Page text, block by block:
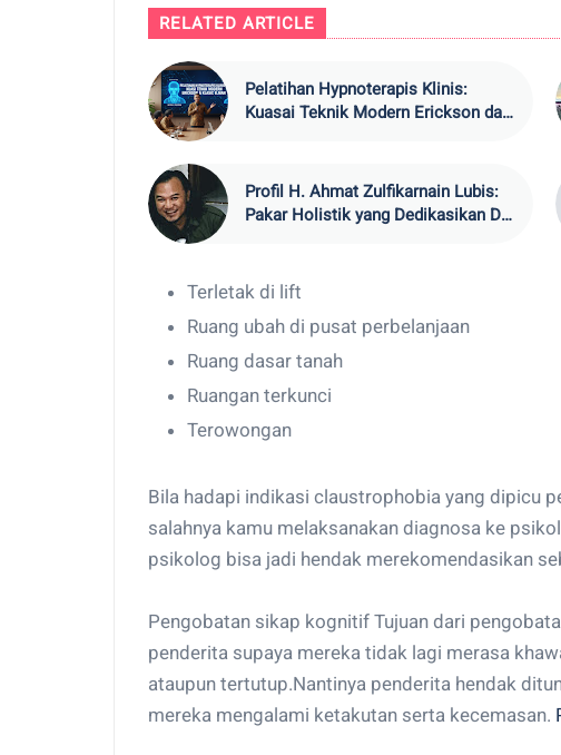
RELATED ARTICLE
Pelatihan Hypnoterapis Klinis:
Kuasai Teknik Modern Erickson dan
Profil H. Ahmat Zulfikarnain Lubis:
Pakar Holistik yang Dedikasikan Diri
Terletak di lift
Ruang ubah di pusat perbelanjaan
Ruang dasar tanah
Ruangan terkunci
Terowongan
Bila hadapi indikasi claustrophobia yang dipicu
salahnya kamu melaksanakan diagnosa ke
psikolog bisa jadi hendak merekomendasikan
Pengobatan sikap kognitif Tujuan dari
penderita supaya mereka tidak lagi merasa
ataupun tertutup.Nantinya penderita hendak
mereka mengalami ketakutan serta kecemasan.